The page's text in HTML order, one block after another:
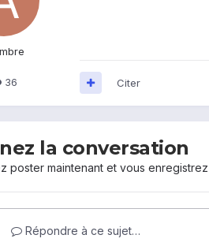
36 Citer
la conversation
poster maintenant et vous
Répondre à ce sujet…